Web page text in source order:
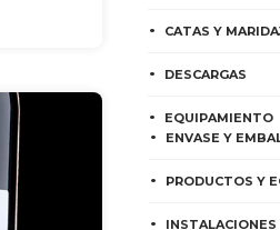
CATAS Y
DESCARGAS
EQUIPAMIENTO
ENVASE Y
PRODUCTOS Y